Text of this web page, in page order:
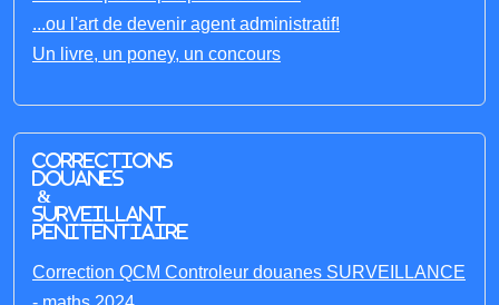
...ou l'art de devenir agent administratif!
Un livre, un poney, un concours
Corrections
Douanes
&
Surveillant
penitentiaire
Correction QCM Controleur douanes SURVEILLANCE